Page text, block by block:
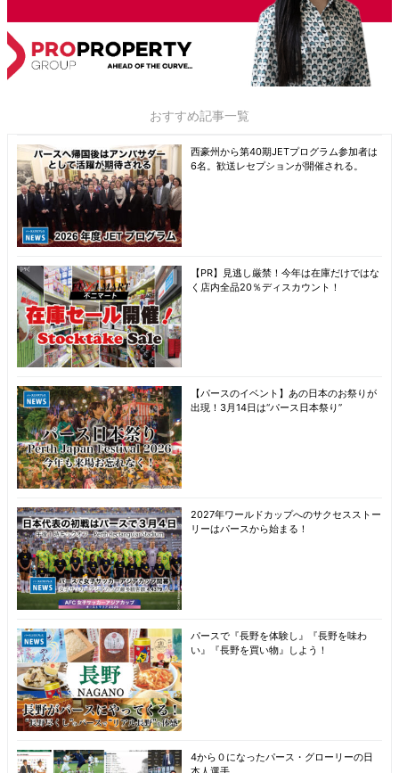
おすすめ記事一覧
西豪州から第40期JETプログラム参加者は
6名。歓送レセプションが開催される。
【PR】見逃し厳禁！今年は在庫だけではな
く店内全品20％ディスカウント！
【パースのイベント】あの日本のお祭りが
出現！3月14日は“パース日本祭り”
2027年ワールドカップへのサクセスストー
リーはパースから始まる！
パースで『長野を体験し』『長野を味わ
い』『長野を買い物』しよう！
4から０になったパース・グローリーの日